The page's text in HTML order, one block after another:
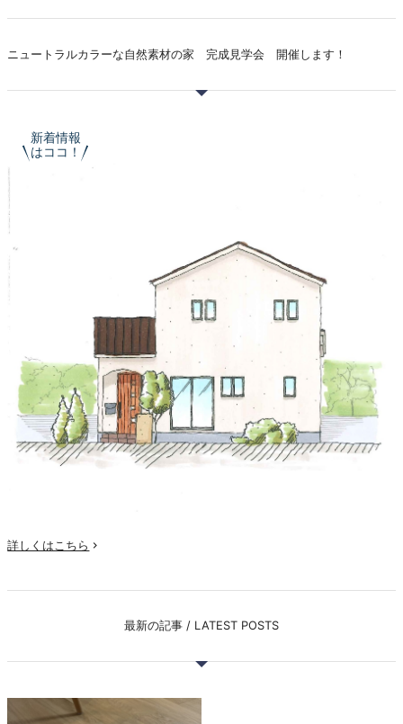
ニュートラルカラーな自然素材の家 完成見学会 開催します！
新着情報
はココ！
詳しくはこちら 
最新の記事 / LATEST POSTS